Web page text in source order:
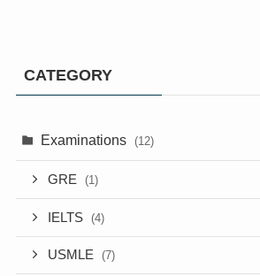
CATEGORY
Examinations (12)
GRE (1)
IELTS (4)
USMLE (7)